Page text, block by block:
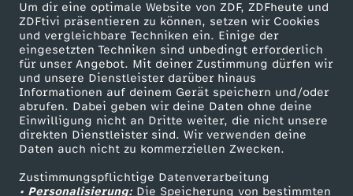
Um dir eine optimale Website von ZDF, ZDFheute und
ZDFtivi präsentieren zu können, setzen wir Cookies
und vergleichbare Techniken ein. Einige der
eingesetzten Techniken sind unbedingt erforderlich
für unser Angebot. Mit deiner Zustimmung dürfen wir
und unsere Dienstleister darüber hinaus
Informationen auf deinem Gerät speichern und/oder
abrufen. Dabei geben wir deine Daten ohne deine
Einwilligung nicht an Dritte weiter, die nicht unsere
direkten Dienstleister sind. Wir verwenden deine
Daten auch nicht zu kommerziellen Zwecken.
Zustimmungspflichtige Datenverarbeitung
• Personalisierung:Die Speicherung von bestimmten
n
i
s
c
h
Mehr ZDF
ZDF-Apps
Smart TV
ZDFtext
Livestreams
Service
ZDFmitreden
Kontakt zum ZDF
Tickets
Zuschauerservice